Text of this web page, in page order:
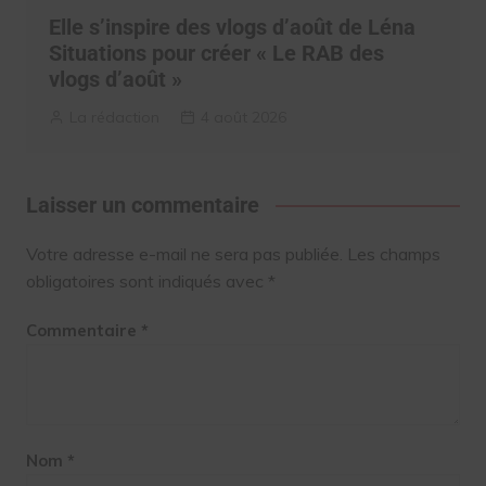
Elle s’inspire des vlogs d’août de Léna
Situations pour créer « Le RAB des
vlogs d’août »
Laisser un commentaire
Votre adresse e-mail ne sera pas publiée. Les champs
obligatoires sont indiqués avec *
Commentaire *
Nom *